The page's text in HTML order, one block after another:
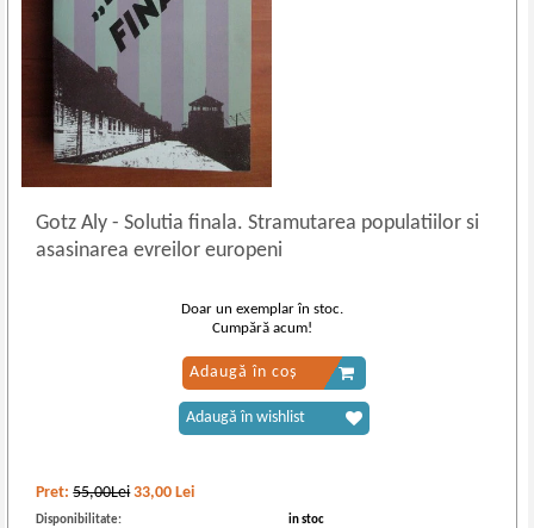
Gotz Aly- Solutia finala. Stramutarea populatiilor si
asasinarea evreilor europeni
Pret:55,00Lei 33,00 Lei
Disponibilitate:
in stoc
Doar un exemplar în stoc.
Cumpără acum!
Adaugă în coș
Adaugă în wishlist